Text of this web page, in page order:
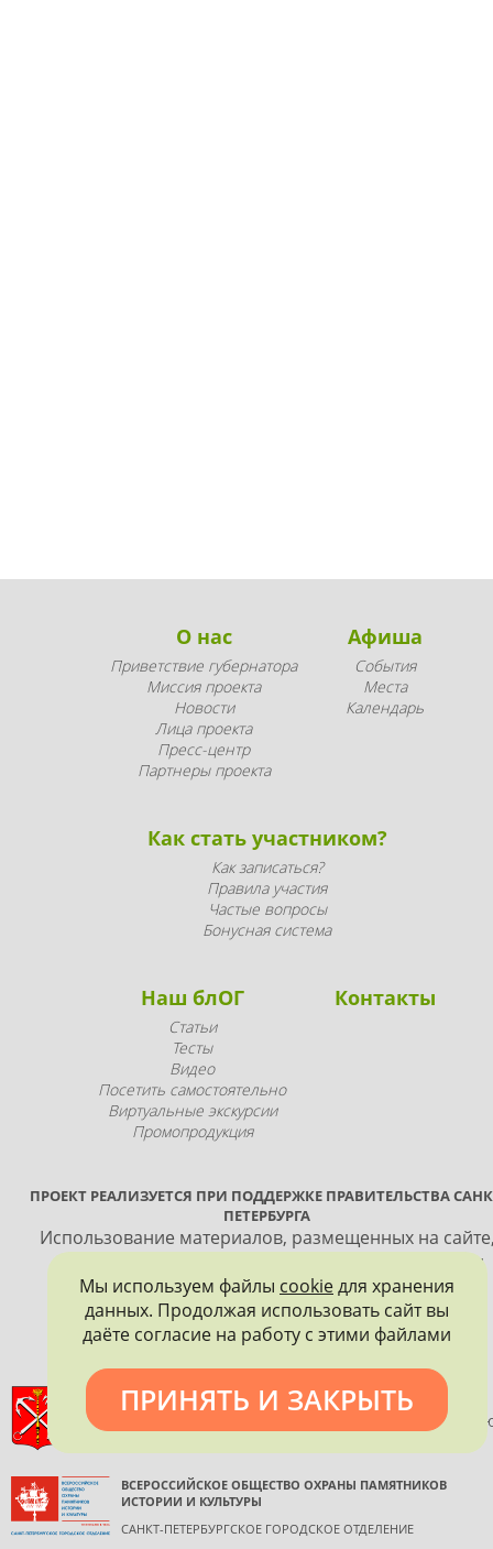
О нас
Приветствие губернатора
Миссия проекта
Новости
Лица проекта
Пресс-центр
Партнеры проекта
Афиша
События
Места
Календарь
Как стать участником?
Как записаться?
Правила участия
Частые вопросы
Бонусная система
Наш блОГ
Статьи
Тесты
Видео
Посетить самостоятельно
Виртуальные экскурсии
Промопродукция
Контакты
ПРОЕКТ РЕАЛИЗУЕТСЯ ПРИ ПОДДЕРЖКЕ ПРАВИТЕЛЬСТВА
ПЕТЕРБУРГА
Использование материалов, размещенных на
допускается только с согласия правообладателя и
обязательной ссылкой на источник информации.
ПРАВИТЕЛЬСТВО САНКТ-ПЕТЕРБУРГА
КОМИТЕТ ПО ГОСУДАРСТВЕННОМУ КОНТРОЛЮ,
ВСЕРОССИЙСКОЕ ОБЩЕСТВО ОХРАНЫ ПАМЯТНИКОВ
ИСТОРИИ И КУЛЬТУРЫ
САНКТ-ПЕТЕРБУРГСКОЕ ГОРОДСКОЕ ОТДЕЛЕНИЕ
Мы используем файлы cookieдля хранения
данных. Продолжая использовать сайт вы
даёте согласие на работу с этими файлами
ПРИНЯТЬ И ЗАКРЫТЬ